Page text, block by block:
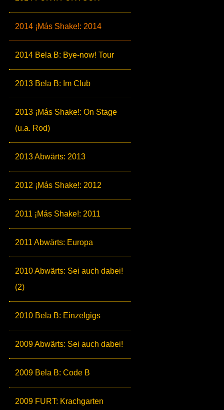
2014 ¡Más Shake!: 2014
2014 Bela B: Bye-now! Tour
2013 Bela B: Im Club
2013 ¡Más Shake!: On Stage
(u.a. Rod)
2013 Abwärts: 2013
2012 ¡Más Shake!: 2012
2011 ¡Más Shake!: 2011
2011 Abwärts: Europa
2010 Abwärts: Sei auch dabei!
(2)
2010 Bela B: Einzelgigs
2009 Abwärts: Sei auch dabei!
2009 Bela B: Code B
2009 FURT: Krachgarten